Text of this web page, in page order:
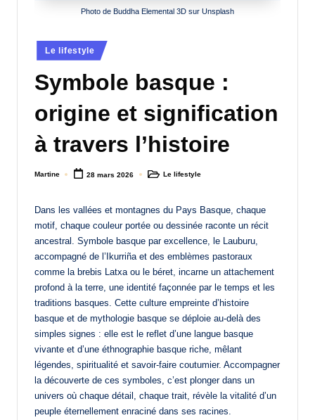
Photo de Buddha Elemental 3D sur Unsplash
Posted
in
Le lifestyle
Symbole basque :
origine et signification
à travers l’histoire
Posted
Martine 28 mars 2026
PostedLe lifestyle
Dans les vallées et montagnes du Pays Basque, chaque
motif, chaque couleur portée ou dessinée raconte un récit
ancestral. Symbole basque par excellence, le Lauburu,
accompagné de l’Ikurriña et des emblèmes pastoraux
comme la brebis Latxa ou le béret, incarne un attachement
profond à la terre, une identité façonnée par le temps et les
traditions basques. Cette culture empreinte d’histoire
basque et de mythologie basque se déploie au-delà des
simples signes : elle est le reflet d’une langue basque
vivante et d’une éthnographie basque riche, mêlant
légendes, spiritualité et savoir-faire coutumier. Accompagner
la découverte de ces symboles, c’est plonger dans un
univers où chaque détail, chaque trait, révèle la vitalité d’un
peuple éternellement enraciné dans ses racines.